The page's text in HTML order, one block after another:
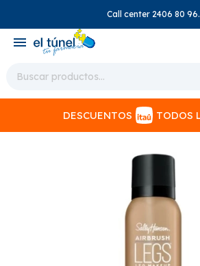
Call center 2406 80 96.
menu
DESCUENTOS TODOS
close